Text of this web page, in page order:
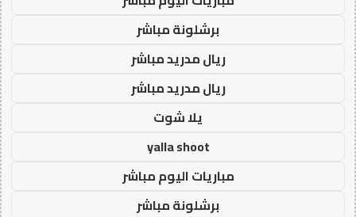
برشلونة مباشر
ريال مدريد مباشر
ريال مدريد مباشر
يلا شوت
yalla shoot
مباريات اليوم مباشر
برشلونة مباشر